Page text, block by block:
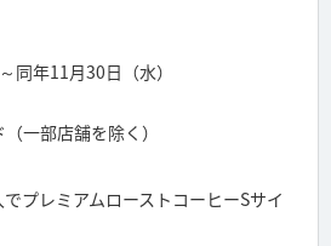
同年11月30日（水）
一部店舗を除く）
プレミアムローストコーヒーSサイ